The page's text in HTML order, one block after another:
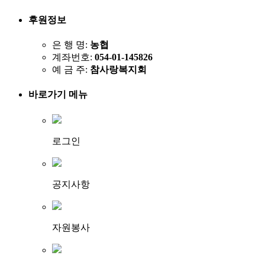
후원정보
은 행 명: 농협
계좌번호: 054-01-145826
예 금 주: 참사랑복지회
바로가기 메뉴
로그인
공지사항
자원봉사